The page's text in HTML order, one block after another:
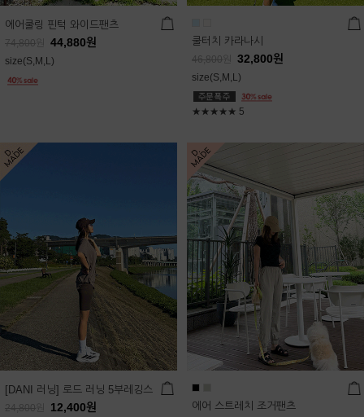
에어쿨링 핀턱 와이드팬츠
74,800 44,880원
size(S,M,L)
쿨터치 카라나시
46,800 32,800원
size(S,M,L)
★★★★★ 5
[DANI 러닝] 로드 러닝 5부레깅스
24,800 12,400원 에어 스트레치 조거팬츠